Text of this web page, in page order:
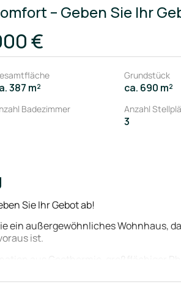
– Geben Sie Ihr
€
387 m²
Grundstück
ca. 690 m²
Badezimmer Anzahl
3
Sie Ihr Gebot ab!
ein außergewöhnliches Wohnhaus,
ist.
nahezu energieautark – und
finanzieller Vorteil.